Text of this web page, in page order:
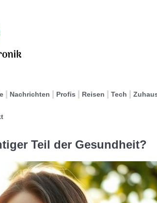
Nachrichten Profis Reisen Tech
Teil der Gesundheit?